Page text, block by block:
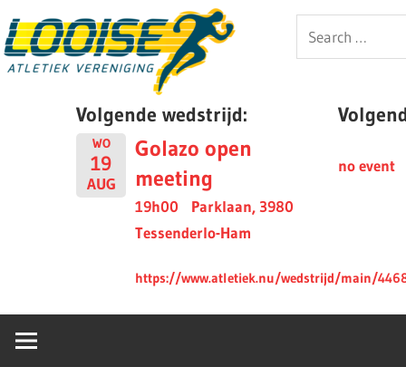
to
content
Looise
Search
for:
Volgende wedstrijd:
WO
19
AUG
Golazo open
meeting
19h00
Parklaan, 3980
Tessenderlo-Ham
https://www.atletiek.nu/wedstrijd/main/
no event